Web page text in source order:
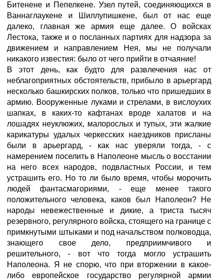
Битенене и Пепелкене. Узел путей, соединяющихся в
Ваннаглаукене и Шиллупишкене, был от нас еще
далеко, главная же армия еще далее. О войсках
Лестока, также и о посланных партиях для надзора за
движением и направлением Нея, мы не получали
никакого известия: было от чего прийти в отчаяние!
В этот день, как будто для развлечения нас от
неблагоприятных обстоятельств, прибыло в арьергард
несколько башкирских полков, только что пришедших в
армию. Вооруженные луками и стрелами, в вислоухих
шапках, в каких-то кафтанах вроде халатов и на
лошадях неуклюжих, малорослых и тупых, эти жалкие
карикатуры удалых черкесских наездников присланы
были в арьергард, - как нас уверяли тогда, - с
намерением поселить в Наполеоне мысль о восстании
на него всех народов, подвластных России, и тем
устрашить его. Но то ли было время, чтобы морочить
людей фантасмагориями, - еще менее такого
положительного человека, каков был Наполеон? Не
народы невежественные и дикие, а триста тысяч
резервного, регулярного войска, стоящего на границе с
примкнутыми штыками и под начальством полководца,
знающего свое дело, предприимчивого и
решительного, - вот что тогда могло устрашить
Наполеона. Я не спорю, что при вторжении в какое-
либо европейское государство регулярной армии